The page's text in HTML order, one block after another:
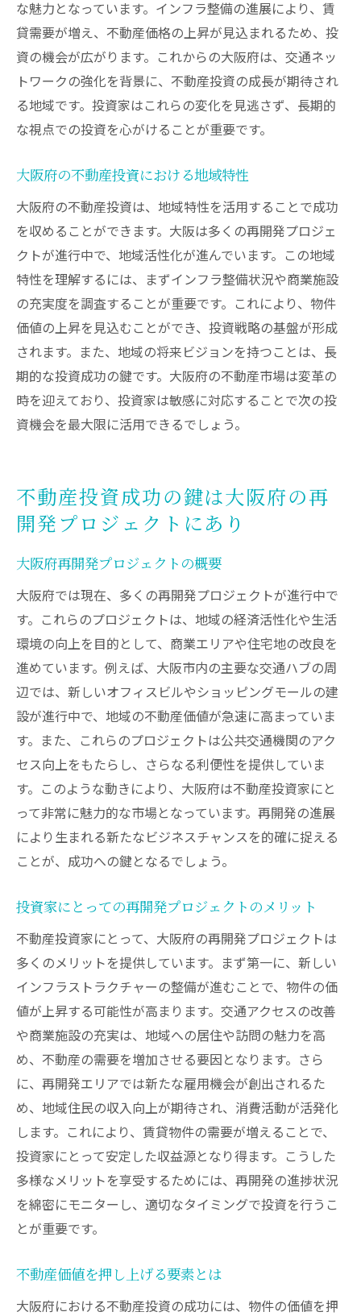
な魅力となっています。インフラ整備の進展により、賃
貸需要が増え、不動産価格の上昇が見込まれるため、投
資の機会が広がります。これからの大阪府は、交通ネッ
トワークの強化を背景に、不動産投資の成長が期待され
る地域です。投資家はこれらの変化を見逃さず、長期的
な視点での投資を心がけることが重要です。
大阪府の不動産投資における地域特性
大阪府の不動産投資は、地域特性を活用することで成功
を収めることができます。大阪は多くの再開発プロジェ
クトが進行中で、地域活性化が進んでいます。この地域
特性を理解するには、まずインフラ整備状況や商業施設
の充実度を調査することが重要です。これにより、物件
価値の上昇を見込むことができ、投資戦略の基盤が形成
されます。また、地域の将来ビジョンを持つことは、長
期的な投資成功の鍵です。大阪府の不動産市場は変革の
時を迎えており、投資家は敏感に対応することで次の投
資機会を最大限に活用できるでしょう。
不動産投資成功の鍵は大阪府の再
開発プロジェクトにあり
大阪府再開発プロジェクトの概要
大阪府では現在、多くの再開発プロジェクトが進行中で
す。これらのプロジェクトは、地域の経済活性化や生活
環境の向上を目的として、商業エリアや住宅地の改良を
進めています。例えば、大阪市内の主要な交通ハブの周
辺では、新しいオフィスビルやショッピングモールの建
設が進行中で、地域の不動産価値が急速に高まっていま
す。また、これらのプロジェクトは公共交通機関のアク
セス向上をもたらし、さらなる利便性を提供していま
す。このような動きにより、大阪府は不動産投資家にと
って非常に魅力的な市場となっています。再開発の進展
により生まれる新たなビジネスチャンスを的確に捉える
ことが、成功への鍵となるでしょう。
投資家にとっての再開発プロジェクトのメリット
不動産投資家にとって、大阪府の再開発プロジェクトは
多くのメリットを提供しています。まず第一に、新しい
インフラストラクチャーの整備が進むことで、物件の価
値が上昇する可能性が高まります。交通アクセスの改善
や商業施設の充実は、地域への居住や訪問の魅力を高
め、不動産の需要を増加させる要因となります。さら
に、再開発エリアでは新たな雇用機会が創出されるた
め、地域住民の収入向上が期待され、消費活動が活発化
します。これにより、賃貸物件の需要が増えることで、
投資家にとって安定した収益源となり得ます。こうした
多様なメリットを享受するためには、再開発の進捗状況
を綿密にモニターし、適切なタイミングで投資を行うこ
とが重要です。
不動産価値を押し上げる要素とは
大阪府における不動産投資の成功には、物件の価値を押